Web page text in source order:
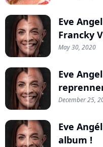
Eve
Francky
May 30, 2020
Eve
December 25,
Eve
album !